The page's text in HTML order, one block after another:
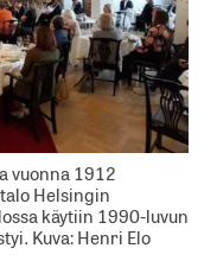
vuonna 1912
Helsingin
käytiin 1990-luvun
Kuva: Henri Elo